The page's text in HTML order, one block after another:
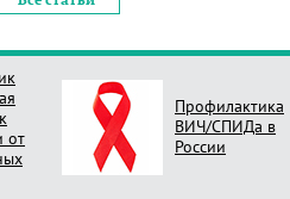
Опрос Оцени
новый стиль
поликлиник